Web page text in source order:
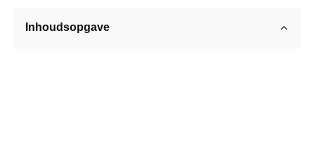
Inhoudsopgave